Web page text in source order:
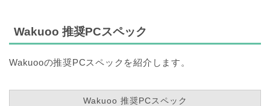
Wakuoo 推奨PCスペック
Wakuooの推奨PCスペックを紹介します。
Wakuoo 推奨PCスペック